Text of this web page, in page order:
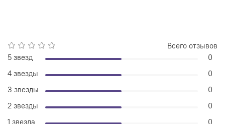
Всего отзывов
5 звезд
0
4 звезды
0
3 звезды
0
2 звезды
0
1 звезда
0